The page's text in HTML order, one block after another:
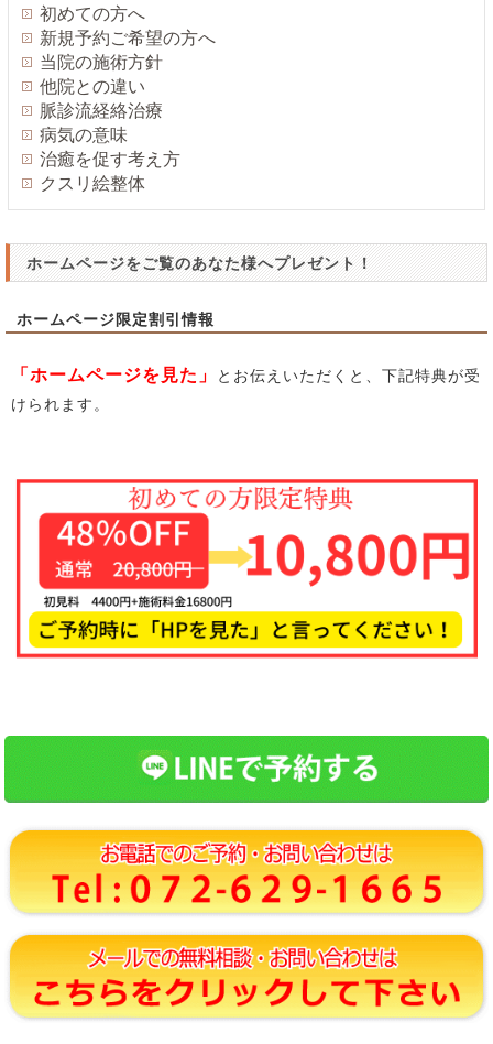
初めての方へ
新規予約ご希望の方へ
当院の施術方針
他院との違い
脈診流経絡治療
病気の意味
治癒を促す考え方
クスリ絵整体
ホームページをご覧のあなた様へプレゼント！
ホームページ限定割引情報
「ホームページを見た」
とお伝えいただくと、下記特典が受
けられます。